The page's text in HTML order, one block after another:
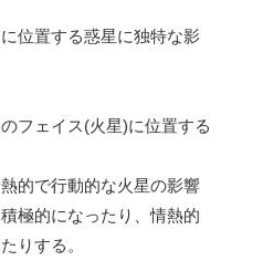
位置する惑星に独特な影
フェイス(火星)に位置する
的で行動的な火星の影響
極的になったり、情熱的
りする。